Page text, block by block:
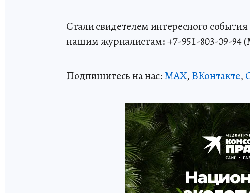
Стали свидетелем интересного
нашим журналистам: +7-951-803-09-94
Подпишитесь на нас:MAX, ВКонтакте,